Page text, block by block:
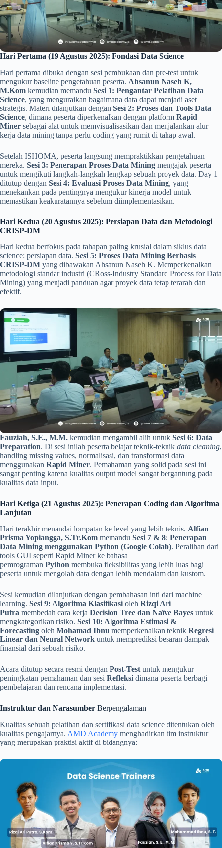
Hari Pertama (19 Agustus 2025): Fondasi Data Science
Hari pertama dibuka dengan sesi pembukaan dan pre-test untuk
mengukur baseline pengetahuan peserta. Ahsanun Naseh K,
M.Kom kemudian memandu Sesi 1: Pengantar Pelatihan Data
Science, yang menguraikan bagaimana data dapat menjadi aset
strategis. Materi dilanjutkan dengan Sesi 2: Proses dan Tools Data
Science, dimana peserta diperkenalkan dengan platform Rapid
Miner sebagai alat untuk memvisualisasikan dan menjalankan alur
kerja data mining tanpa perlu coding yang rumit di tahap awal.
Setelah ISHOMA, peserta langsung mempraktikkan pengetahuan
mereka. Sesi 3: Penerapan Proses Data Mining mengajak peserta
untuk mengikuti langkah-langkah lengkap sebuah proyek data. Day 1
ditutup dengan Sesi 4: Evaluasi Proses Data Mining, yang
menekankan pada pentingnya mengukur kinerja model untuk
memastikan keakuratannya sebelum diimplementasikan.
Hari Kedua (20 Agustus 2025): Persiapan Data dan Metodologi
CRISP-DM
Hari kedua berfokus pada tahapan paling krusial dalam siklus data
science: persiapan data. Sesi 5: Proses Data Mining Berbasis
CRISP-DM yang dibawakan Ahsanun Naseh K. Memperkenalkan
metodologi standar industri (CRoss-Industry Standard Process for Data
Mining) yang menjadi panduan agar proyek data tetap terarah dan
efektif.
Fauziah, S.E., M.M. kemudian mengambil alih untuk Sesi 6: Data
Preparation. Di sesi inilah peserta belajar teknik-teknik data cleaning,
handling missing values, normalisasi, dan transformasi data
menggunakan Rapid Miner. Pemahaman yang solid pada sesi ini
sangat penting karena kualitas output model sangat bergantung pada
kualitas data input.
Hari Ketiga (21 Agustus 2025): Penerapan Coding dan Algoritma
Lanjutan
Hari terakhir menandai lompatan ke level yang lebih teknis. Alfian
Prisma Yopiangga, S.Tr.Kom memandu Sesi 7 & 8: Penerapan
Data Mining menggunakan Python (Google Colab). Peralihan dari
tools GUI seperti Rapid Miner ke bahasa
pemrograman Python membuka fleksibilitas yang lebih luas bagi
peserta untuk mengolah data dengan lebih mendalam dan kustom.
Sesi kemudian dilanjutkan dengan pembahasan inti dari machine
learning. Sesi 9: Algoritma Klasifikasi oleh Rizqi Ari
Putra membedah cara kerja Decision Tree dan Naïve Bayes untuk
mengkategorikan risiko. Sesi 10: Algoritma Estimasi &
Forecasting oleh Mohamad Ibnu memperkenalkan teknik Regresi
Linear dan Neural Network untuk memprediksi besaran dampak
finansial dari sebuah risiko.
Acara ditutup secara resmi dengan Post-Test untuk mengukur
peningkatan pemahaman dan sesi Refleksi dimana peserta berbagi
pembelajaran dan rencana implementasi.
Instruktur dan Narasumber Berpengalaman
Kualitas sebuah pelatihan dan sertifikasi data science ditentukan oleh
kualitas pengajarnya. AMD Academy menghadirkan tim instruktur
yang merupakan praktisi aktif di bidangnya: